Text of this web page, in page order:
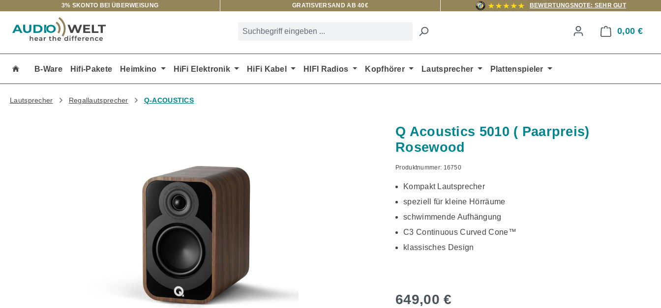
Hauptinhalt springen
Zur Suche springen
Zur Hauptnavigation springen
3% SKONTO BEI ÜBERWEISUNG GRATISVERSAND AB 40€ BEWERTUNGSNOTE: SEHR GUT
0,00 €
B-Ware Hifi-Pakete Heimkino HiFi Elektronik HiFi Kabel HIFI Radios Kopfhörer Lautsprecher Plattenspieler
Lautsprecher Regallautsprecher Q-ACOUSTICS
Q Acoustics 5010 ( Paarpreis)
Rosewood
Produktnummer: 16750
Kompakt Lautsprecher
speziell für kleine Hörräume
schwimmende Aufhängung
C3 Continuous Curved Cone™
klassisches Design
649,00 €